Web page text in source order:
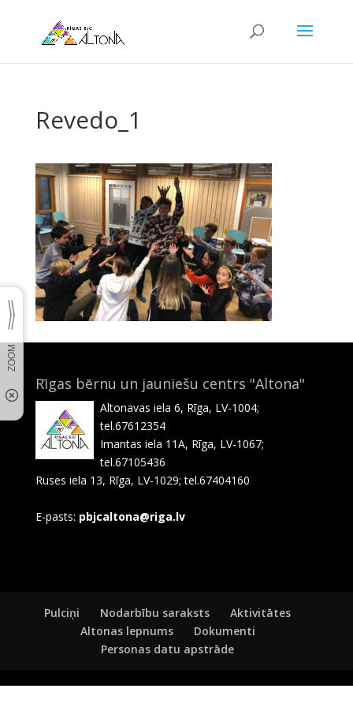
Revedo_1
Rīgas bērnu un jauniešu centrs "Altona"
Altonavas iela 6, Rīga, LV-1004;
tel.67612354
Imantas iela 11A, Rīga, LV-1067;
tel.67105436
Ruses iela 13, Rīga, LV-1029; tel.67404160
E-pasts: pbjcaltona@riga.lv
Pulciņi Nodarbību saraksts
Aktivitātes
Altonas lepnums
Dokumenti
Personas datu apstrāde